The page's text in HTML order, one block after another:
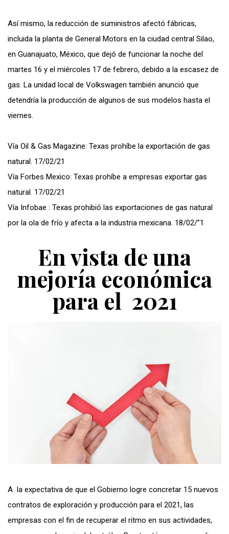
Así mismo, la reducción de suministros afectó fábricas,
incluida la planta de General Motors en la ciudad central Silao,
en Guanajuato, México, que dejó de funcionar la noche del
martes 16 y el miércoles 17 de febrero, debido a la escasez de
gas. La unidad local de Volkswagen también anunció que
detendría la producción de algunos de sus modelos hasta el
viernes.
Vía Oil & Gas Magazine: Texas prohíbe la exportación de gas
natural. 17/02/21
Vía Forbes Mexico: Texas prohíbe a empresas exportar gas
natural. 17/02/21
Vía Infobae : Texas prohibió las exportaciones de gas natural
por la ola de frío y afecta a la industria mexicana. 18/02/”1
En vista de una
mejoría económica
para el 2021
A la expectativa de que el Gobierno logre concretar 15 nuevos
contratos de exploración y producción para el 2021, las
empresas con el fin de recuperar el ritmo en sus actividades,